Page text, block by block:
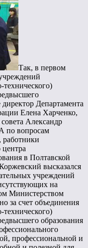
Так, в первом
Департамента
Елена Харченко,
Александр
по вопросам
работники
центра
в Полтавской
высказался
учреждений
на
Министерством
за счет объединения
образования
профессиональной и